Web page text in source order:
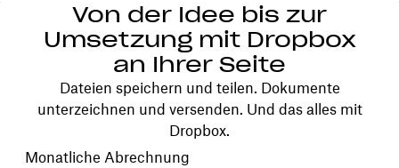
Von der Idee bis zur
Umsetzung mit Dropbox
an Ihrer Seite
Dateien speichern und teilen. Dokumente
unterzeichnen und versenden. Und das alles mit
Dropbox.
Ihren Abrechnungszeitraum wählen
Monatliche Abrechnung